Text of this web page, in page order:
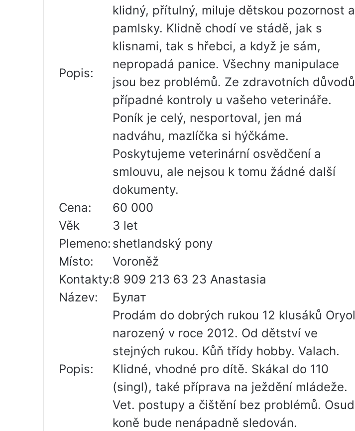
Popis:
klidný, přítulný, miluje dětskou pozornost a
pamlsky. Klidně chodí ve stádě, jak s
klisnami, tak s hřebci, a když je sám,
nepropadá panice. Všechny manipulace
jsou bez problémů. Ze zdravotních důvodů
případné kontroly u vašeho veterináře.
Poník je celý, nesportoval, jen má
nadváhu, mazlíčka si hýčkáme.
Poskytujeme veterinární osvědčení a
smlouvu, ale nejsou k tomu žádné další
dokumenty.
Cena:
60 000
Věk
3 let
Plemeno: shetlandský pony
Místo:
Voroněž
Kontakty:8 909 213 63 23 Anastasia
Název:
Булат
Popis:
Prodám do dobrých rukou 12 klusáků Oryol
narozený v roce 2012. Od dětství ve
stejných rukou. Kůň třídy hobby. Valach.
Klidné, vhodné pro dítě. Skákal do 110
(singl), také příprava na ježdění mládeže.
Vet. postupy a čištění bez problémů. Osud
koně bude nenápadně sledován.